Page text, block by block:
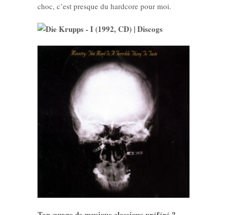
choc, c’est presque du hardcore pour moi.